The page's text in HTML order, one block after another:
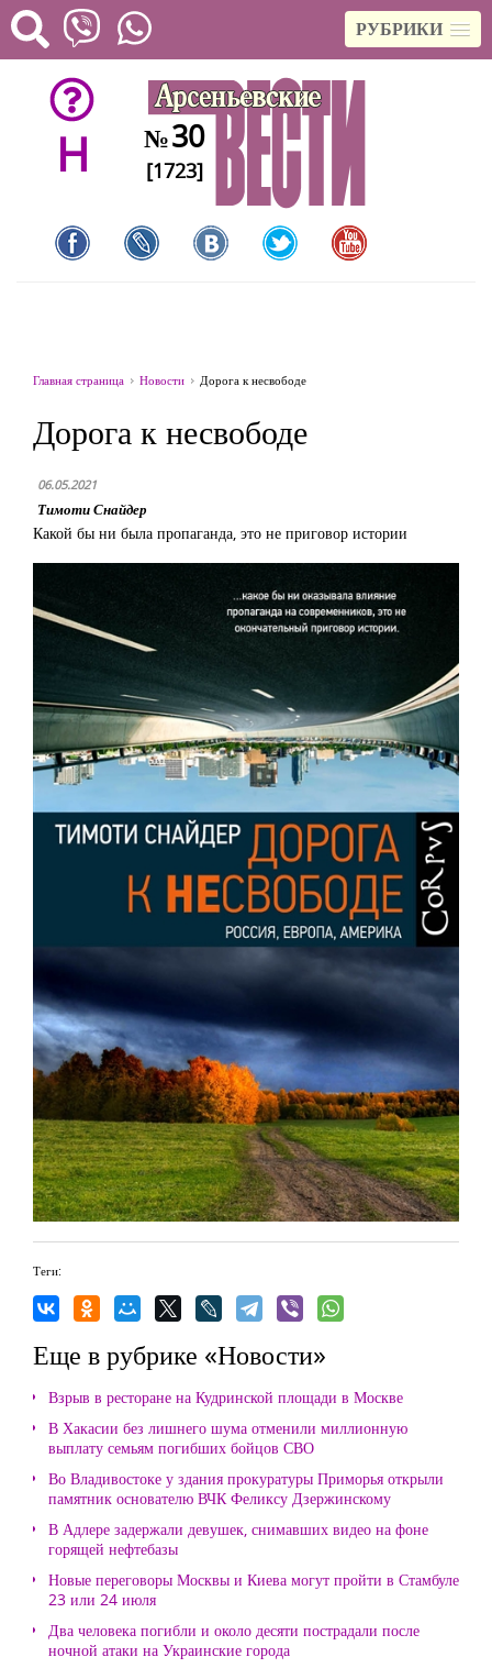
РУБРИКИ
H №30
[1723]
Главная страница Новости Дорога к несвободе
Дорога к несвободе
06.05.2021
Тимоти Снайдер
Какой бы ни была пропаганда, это не приговор истории
Теги:
Еще в рубрике «Новости»
Взрыв в ресторане на Кудринской площади в Москве
В Хакасии без лишнего шума отменили миллионную
выплату семьям погибших бойцов СВО
Во Владивостоке у здания прокуратуры Приморья открыли
памятник основателю ВЧК Феликсу Дзержинскому
В Адлере задержали девушек, снимавших видео на фоне
горящей нефтебазы
Новые переговоры Москвы и Киева могут пройти в Стамбуле
23 или 24 июля
Два человека погибли и около десяти пострадали после
ночной атаки на Украинские города